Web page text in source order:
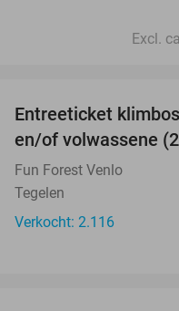
Excl.
Entreeticket
en/of volwassene
Fun Forest Venlo
Tegelen
Verkocht: 2.116